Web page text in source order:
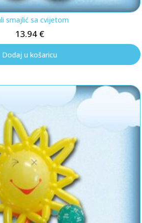
smajlić sa cvijetom
13.94 €
Dodaj u košaricu